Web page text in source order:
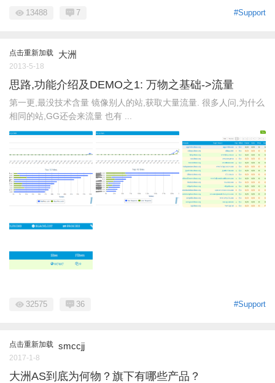
#Support
13488 7
点击重新加载 大洲
2013-5-18
思路,功能介绍及DEMO之1: 万物之基础->流量
第一更,最没技术含量 镜像别人的站,获取大量流量. 很多人问,为什么
相同的站,GG还会来流量 也有 ...
#Support
32575 36
点击重新加载 smccjj
2017-1-8
大洲AS到底为何物？旗下有哪些产品？